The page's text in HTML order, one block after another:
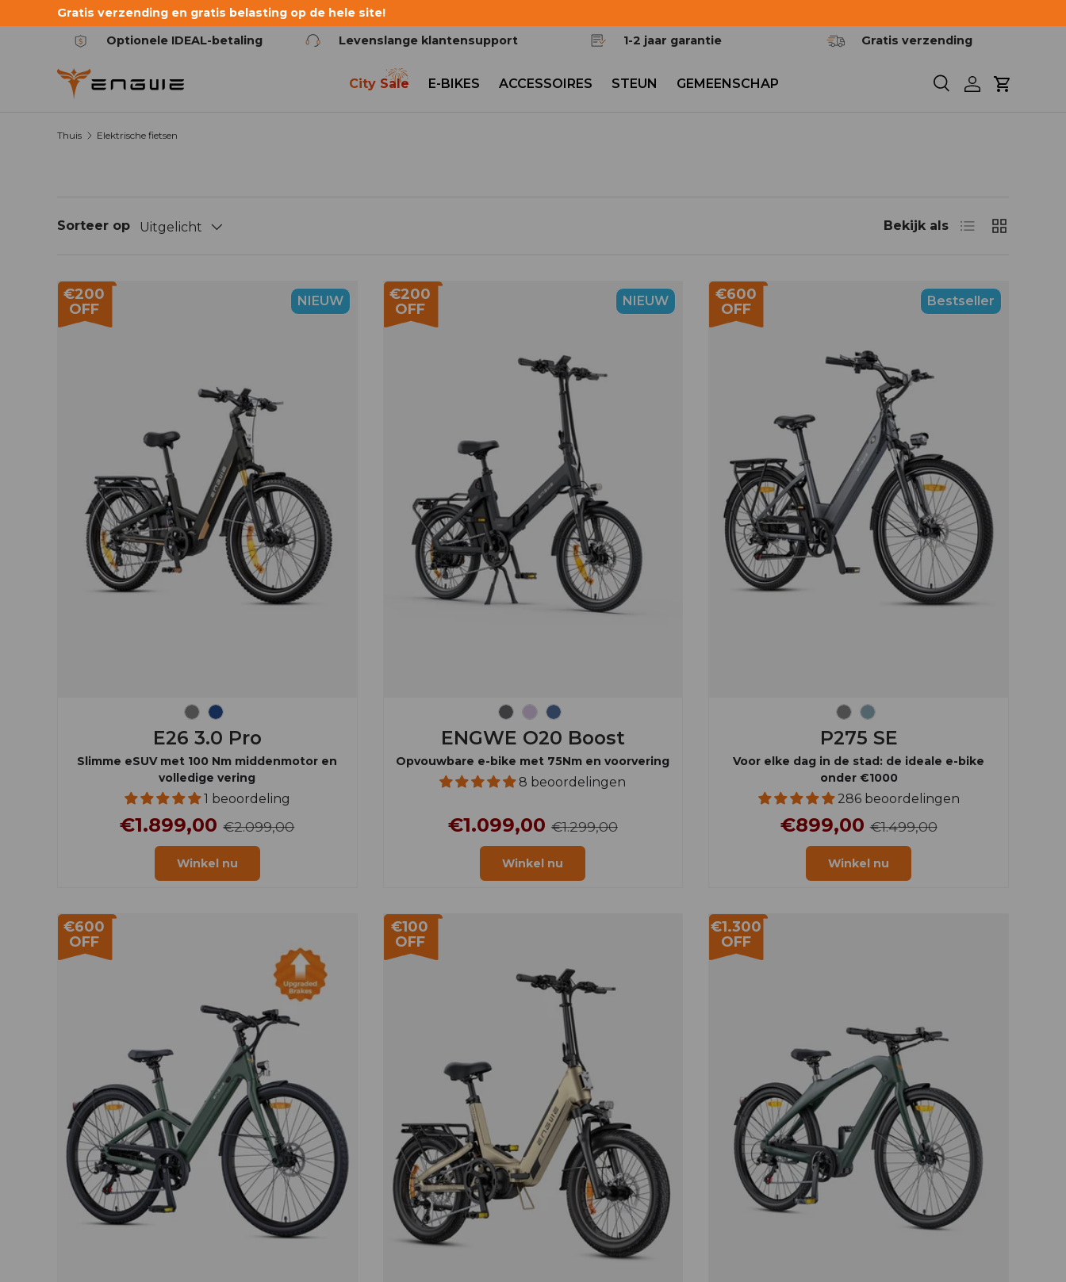
Ga naar de inhoud
Gratis verzending en gratis belasting op de hele site!
Optionele IDEAL-betaling
Levenslange klantensupport 1-2 jaar garantie Gratis verzending
ZoekenInloggen
City Sale E-BIKES ACCESSOIRES STEUN GEMEENSCHAP
Thuis Elektrische fietsen
Sorteer op Uitgelicht Bekijk als Lijst Rooster
NIEUW
€200
OFF
GrijsMarineblauw
E26 3.0 Pro
Slimme eSUV met 100 Nm middenmotor en
volledige vering
1 beoordeling
€1.899,00€2.099,00
Winkel nu
NIEUW
€200
OFF
Grafietgrijs
IJs Paars
Stofblauw
ENGWE O20 Boost
Opvouwbare e-bike met 75Nm en voorvering
8 beoordelingen
€1.099,00 €1.299,00
Winkel nu
Bestseller
€600
OFF
GrijsHemelsblauw
P275 SE
Voor elke dag in de stad: de ideale e-bike
onder €1000
286 beoordelingen
€899,00€1.499,00
Winkel nu
€600
OFF
€100
OFF
€1.300
OFF